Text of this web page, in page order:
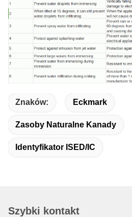
Znaków: Eckmark
Zasoby Naturalne Kanady
Identyfikator ISED/IC
Szybki kontakt